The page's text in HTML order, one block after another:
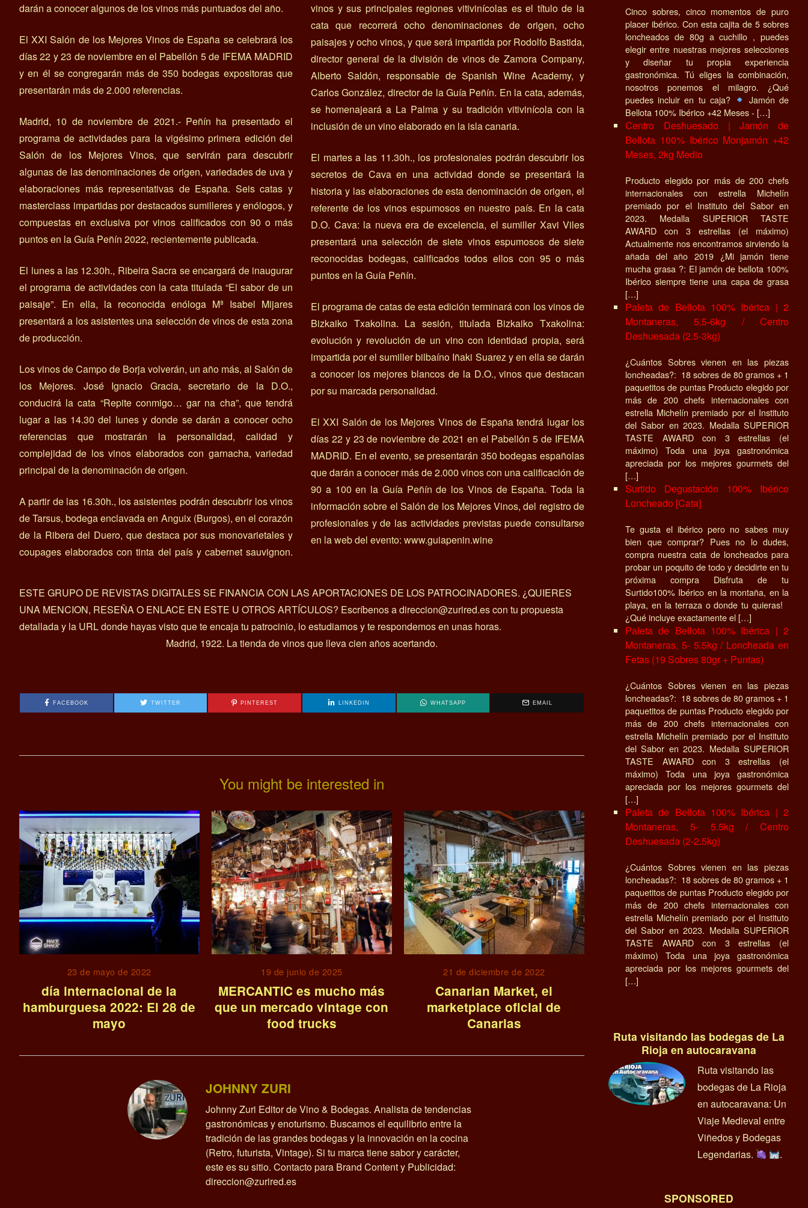
darán a conocer algunos de los vinos más puntuados del año.
El XXI Salón de los Mejores Vinos de España se celebrará los
días 22 y 23 de noviembre en el Pabellón 5 de IFEMA MADRID
y en él se congregarán más de 350 bodegas expositoras que
presentarán más de 2.000 referencias.
Madrid, 10 de noviembre de 2021.- Peñín ha presentado el
programa de actividades para la vigésimo primera edición del
Salón de los Mejores Vinos, que servirán para descubrir
algunas de las denominaciones de origen, variedades de uva y
elaboraciones más representativas de España. Seis catas y
masterclass impartidas por destacados sumilleres y enólogos, y
compuestas en exclusiva por vinos calificados con 90 o más
puntos en la Guía Peñín 2022, recientemente publicada.
El lunes a las 12.30h., Ribeira Sacra se encargará de inaugurar
el programa de actividades con la cata titulada “El sabor de un
paisaje”. En ella, la reconocida enóloga Mª Isabel Mijares
presentará a los asistentes una selección de vinos de esta zona
de producción.
Los vinos de Campo de Borja volverán, un año más, al Salón de
los Mejores. José Ignacio Gracia, secretario de la D.O.,
conducirá la cata “Repite conmigo… gar na cha”, que tendrá
lugar a las 14.30 del lunes y donde se darán a conocer ocho
referencias que mostrarán la personalidad, calidad y
complejidad de los vinos elaborados con garnacha, variedad
principal de la denominación de origen.
A partir de las 16.30h., los asistentes podrán descubrir los vinos
de Tarsus, bodega enclavada en Anguix (Burgos), en el corazón
de la Ribera del Duero, que destaca por sus monovarietales y
coupages elaborados con tinta del país y cabernet sauvignon.
vinos y sus principales regiones vitivinícolas es el título de la
cata que recorrerá ocho denominaciones de origen, ocho
paisajes y ocho vinos, y que será impartida por Rodolfo Bastida,
director general de la división de vinos de Zamora Company,
Alberto Saldón, responsable de Spanish Wine Academy, y
Carlos González, director de la Guía Peñín. En la cata, además,
se homenajeará a La Palma y su tradición vitivinícola con la
inclusión de un vino elaborado en la isla canaria.
El martes a las 11.30h., los profesionales podrán descubrir los
secretos de Cava en una actividad donde se presentará la
historia y las elaboraciones de esta denominación de origen, el
referente de los vinos espumosos en nuestro país. En la cata
D.O. Cava: la nueva era de excelencia, el sumiller Xavi Viles
presentará una selección de siete vinos espumosos de siete
reconocidas bodegas, calificados todos ellos con 95 o más
puntos en la Guía Peñín.
El programa de catas de esta edición terminará con los vinos de
Bizkaiko Txakolina. La sesión, titulada Bizkaiko Txakolina:
evolución y revolución de un vino con identidad propia, será
impartida por el sumiller bilbaíno Iñaki Suarez y en ella se darán
a conocer los mejores blancos de la D.O., vinos que destacan
por su marcada personalidad.
El XXI Salón de los Mejores Vinos de España tendrá lugar los
días 22 y 23 de noviembre de 2021 en el Pabellón 5 de IFEMA
MADRID. En el evento, se presentarán 350 bodegas españolas
que darán a conocer más de 2.000 vinos con una calificación de
90 a 100 en la Guía Peñín de los Vinos de España. Toda la
información sobre el Salón de los Mejores Vinos, del registro de
profesionales y de las actividades previstas puede consultarse
en la web del evento: www.guiapenin.wine
ESTE GRUPO DE REVISTAS DIGITALES SE FINANCIA CON LAS APORTACIONES DE LOS PATROCINADORES. ¿QUIERES
UNA MENCION, RESEÑA O ENLACE EN ESTE U OTROS ARTÍCULOS? Escríbenos a direccion@zurired.es con tu propuesta
detallada y la URL donde hayas visto que te encaja tu patrocinio, lo estudiamos y te respondemos en unas horas.
Madrid, 1922. La tienda de vinos que lleva cien años acertando.
FACEBOOK TWITTER PINTEREST LINKEDIN WHATSAPP EMAIL
You might be interested in
23 de mayo de 2022
día internacional de la
hamburguesa 2022: El 28 de
mayo
19 de junio de 2025
MERCANTIC es mucho más
que un mercado vintage con
food trucks
21 de diciembre de 2022
Canarian Market, el
marketplace oficial de
Canarias
JOHNNY ZURI
Johnny Zuri Editor de Vino & Bodegas. Analista de tendencias
gastronómicas y enoturismo. Buscamos el equilibrio entre la
tradición de las grandes bodegas y la innovación en la cocina
(Retro, futurista, Vintage). Si tu marca tiene sabor y carácter,
este es su sitio. Contacto para Brand Content y Publicidad:
direccion@zurired.es
Cinco sobres, cinco momentos de puro
placer ibérico. Con esta cajita de 5 sobres
loncheados de 80g a cuchillo , puedes
elegir entre nuestras mejores selecciones
y diseñar tu propia experiencia
gastronómica. Tú eliges la combinación,
nosotros ponemos el milagro. ¿Qué
puedes incluir en tu caja?
Jamón de
Bellota 100% Ibérico +42 Meses - […]
Centro Deshuesado | Jamón de
Bellota 100% Ibérico Monjamón +42
Meses, 2kg Medio
Producto elegido por más de 200 chefs
internacionales con estrella Michelín
premiado por el Instituto del Sabor en
2023. Medalla SUPERIOR TASTE
AWARD con 3 estrellas (el máximo)
Actualmente nos encontramos sirviendo la
añada del año 2019 ¿Mi jamón tiene
mucha grasa ?: El jamón de bellota 100%
Ibérico siempre tiene una capa de grasa
[…]
Paleta de Bellota 100% Ibérica | 2
Montaneras, 5.5-6kg / Centro
Deshuesada (2.5-3kg)
¿Cuántos Sobres vienen en las piezas
loncheadas?: 18 sobres de 80 gramos + 1
paquetitos de puntas Producto elegido por
más de 200 chefs internacionales con
estrella Michelín premiado por el Instituto
del Sabor en 2023. Medalla SUPERIOR
TASTE AWARD con 3 estrellas (el
máximo) Toda una joya gastronómica
apreciada por los mejores gourmets del
[…]
Surtido Degustación 100% Ibérico
Loncheado [Cata]
Te gusta el ibérico pero no sabes muy
bien que comprar? Pues no lo dudes,
compra nuestra cata de loncheados para
probar un poquito de todo y decidirte en tu
próxima compra Disfruta de tu
Surtido100% Ibérico en la montaña, en la
playa, en la terraza o donde tu quieras!
¿Qué incluye exactamente el […]
Paleta de Bellota 100% Ibérica | 2
Montaneras, 5- 5.5kg / Loncheada en
Fetas (19 Sobres 80gr + Puntas)
¿Cuántos Sobres vienen en las piezas
loncheadas?: 18 sobres de 80 gramos + 1
paquetitos de puntas Producto elegido por
más de 200 chefs internacionales con
estrella Michelín premiado por el Instituto
del Sabor en 2023. Medalla SUPERIOR
TASTE AWARD con 3 estrellas (el
máximo) Toda una joya gastronómica
apreciada por los mejores gourmets del
[…]
Paleta de Bellota 100% Ibérica | 2
Montaneras, 5- 5.5kg / Centro
Deshuesada (2-2.5kg)
¿Cuántos Sobres vienen en las piezas
loncheadas?: 18 sobres de 80 gramos + 1
paquetitos de puntas Producto elegido por
más de 200 chefs internacionales con
estrella Michelín premiado por el Instituto
del Sabor en 2023. Medalla SUPERIOR
TASTE AWARD con 3 estrellas (el
máximo) Toda una joya gastronómica
apreciada por los mejores gourmets del
[…]
Ruta visitando las bodegas de La
Rioja en autocaravana
Ruta visitando las
bodegas de La Rioja
en autocaravana: Un
Viaje Medieval entre
Viñedos y Bodegas
Legendarias.
.
SPONSORED